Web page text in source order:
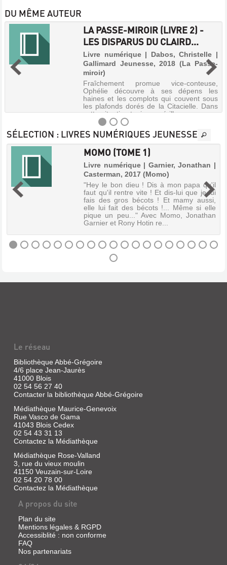
DU MÊME AUTEUR
LA PASSE-MIROIR (LIVRE 2) -
LES DISPARUS DU CLAIRD...
Livre numérique | Dabos, Christelle |
Gallimard Jeunesse, 2018 (La Passe-
miroir)
Fraîchement promue vice-conteuse,
Ophélie découvre à ses dépens les
haines et les complots qui couvent sous
les plafonds dorés de la Citacielle. Dans
cette situation toujours périlleuse, pourra-
t-elle compter sur Thorn, son énigma...
LA
MIROIR
(LIVRE
DISPARUS
DU
numérique
2018
Passe-
miroir)
Fraîchement
promue
conteuse,
Ophélie
découvre
à
ses
dépens
les
haines
et
les
complots
qui
couvent
sous
les
plafonds
dorés
de
Citacielle.
SÉLECTION : LIVRES NUMÉRIQUES JEUNESSE
MOMO (TOME 1)
Livre numérique | Garnier, Jonathan |
Casterman, 2017 (Momo)
"Hey le bon dieu ! Dis à mon papa qu'il
faut qu'il rentre vite ! Et dis-lui que je lui
fais des gros bécots ! Et mamy aussi,
elle lui fait des bécots !... Même si elle
pique un peu..." Avec Momo, Jonathan
Garnier et Rony Hotin re...
|
2017
(Momo)
"Hey
le
bon
dieu
!
Dis
à
mon
papa
qu'il
faut
qu'il
rentre
vite
!
dis-
que
je
lui
fais
des
Le réseau
Bibliothèque Abbé-Grégoire
4/6 place Jean-Jaurès
41000 Blois
02 54 56 27 40
Contacter la bibliothèque Abbé-Grégoire
Médiathèque Maurice-Genevoix
Rue Vasco de Gama
41043 Blois Cedex
02 54 43 31 13
Contactez la Médiathèque
Médiathèque Rose-Valland
3, rue du vieux moulin
41150 Veuzain-sur-Loire
02 54 20 78 00
Contactez la Médiathèque
A propos du site
Plan du site
Mentions légales & RGPD
Accessiblité : non conforme
FAQ
Nos partenariats